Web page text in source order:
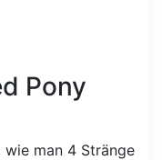
Pony
wie man 4 Stränge